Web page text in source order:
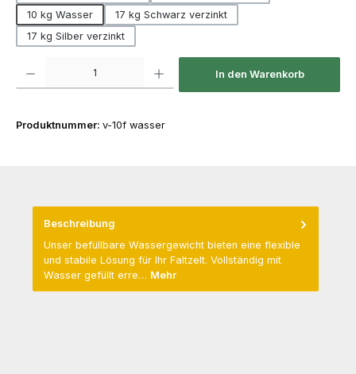
10 kg Wasser
17 kg Schwarz verzinkt
17 kg Silber verzinkt
In den Warenkorb
Produktnummer: v-10f wasser
Beschreibung
Unser befüllbare Wassergewicht bieten eine flexible
und stabile Lösung für Ihr Faltzelt. Vollständig mit
Wasser gefüllt erre… Mehr